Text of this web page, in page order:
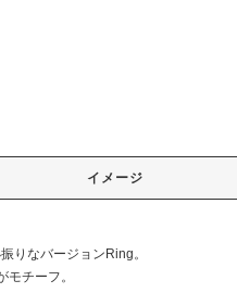
イメージ
りなバージョンRing。
チーフ。